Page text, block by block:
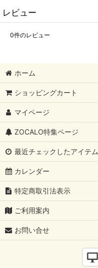
レビュー
0件のレビュー
ホーム
ショッピングカート
マイページ
ZOCALO特集ページ
最近チェックしたアイテム
カレンダー
特定商取引法表示
ご利用案内
お問い合せ